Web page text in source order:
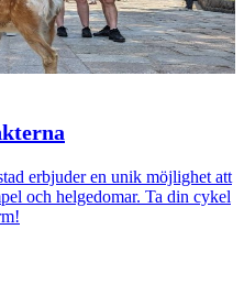
erbjuder en unik möjlighet att
och helgedomar. Ta din cykel